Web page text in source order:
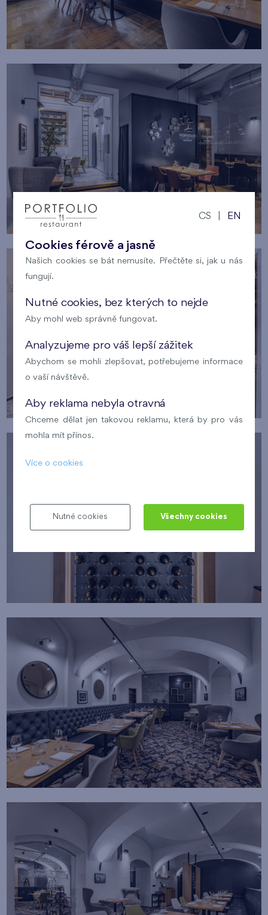
CS EN
Cookies férově a jasně
Našich cookies se bát nemusíte. Přečtěte si, jak u nás
fungují.
Nutné cookies, bez kterých to nejde
Aby mohl web správně fungovat.
Analyzujeme pro váš lepší zážitek
Abychom se mohli zlepšovat, potřebujeme informace
o vaší návštěvě.
Aby reklama nebyla otravná
Chceme dělat jen takovou reklamu, která by pro vás
mohla mít přínos.
Více o cookies
Nutné cookies Všechny cookies